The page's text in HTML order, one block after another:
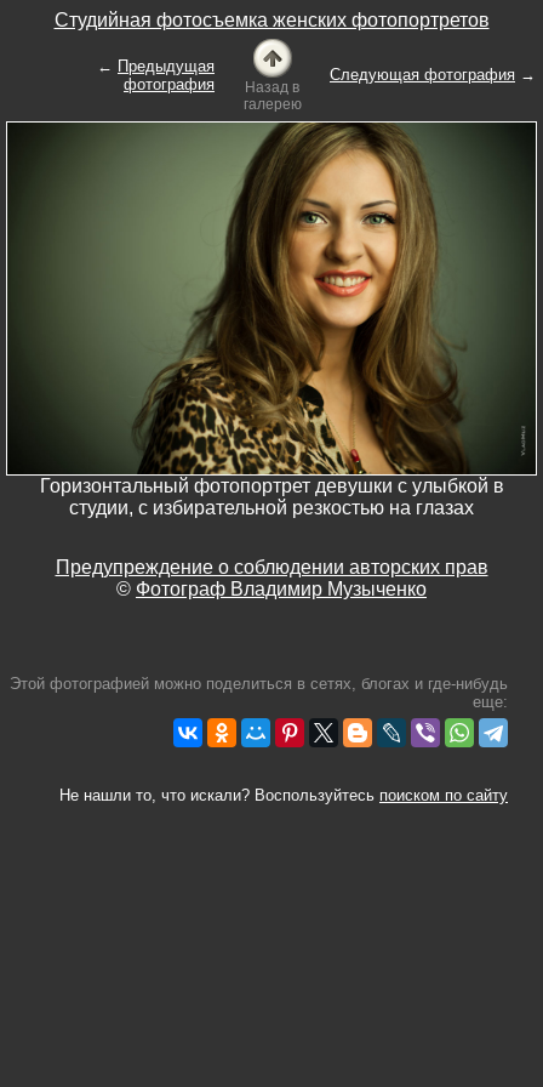
Студийная фотосъемка женских фотопортретов
← Предыдущая
фотография
Назад в
галерею
Следующая фотография →
Горизонтальный фотопортрет девушки с улыбкой в
студии, с избирательной резкостью на глазах
Предупреждение о соблюдении авторских прав
© Фотограф Владимир Музыченко
Этой фотографией можно поделиться в сетях, блогах и где-нибудь
еще:
Не нашли то, что искали? Воспользуйтесь поиском по сайту